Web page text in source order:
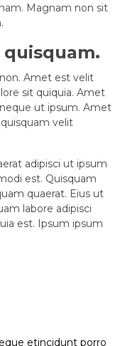
Magnam non sit
Amet est velit
sit quiquia. Amet
ut ipsum. Amet
velit
adipisci ut ipsum
est. Quisquam
quaerat. Eius ut
labore adipisci
est. Ipsum ipsum
etincidunt porro